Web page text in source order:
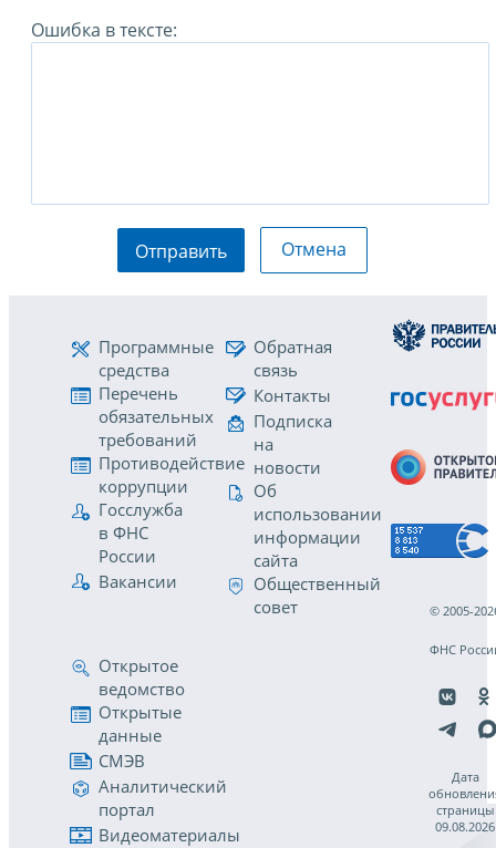
Ошибка в тексте:
Отправить Отмена
Программные
средства
Перечень
обязательных
требований
Противодействие
коррупции
Госслужба
в ФНС
России
Вакансии
Обратная
связь
Контакты
Подписка
на
новости
Об
использовании
информации
сайта
Общественный
совет
Открытое
ведомство
Открытые
данные
СМЭВ
Аналитический
портал
Видеоматериалы
© 2005-
ФНС
Дата
страницы
09.08.2026